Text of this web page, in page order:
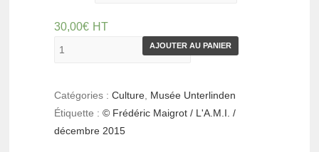
30,00€ HT
AJOUTER AU PANIER
Catégories :Culture Musée Unterlinden
Étiquette :© Frédéric Maigrot / L'A.M.I. /
décembre 2015